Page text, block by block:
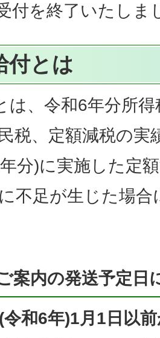
付を終了いたしま
付とは
は、令和6年分所
税、定額減税の実
分)に実施した定
不足が生じた場
案内の発送予定日
令和6年)1月1日以